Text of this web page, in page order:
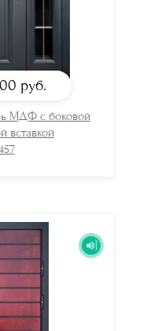
руб.
МДФ с боковой
вставкой